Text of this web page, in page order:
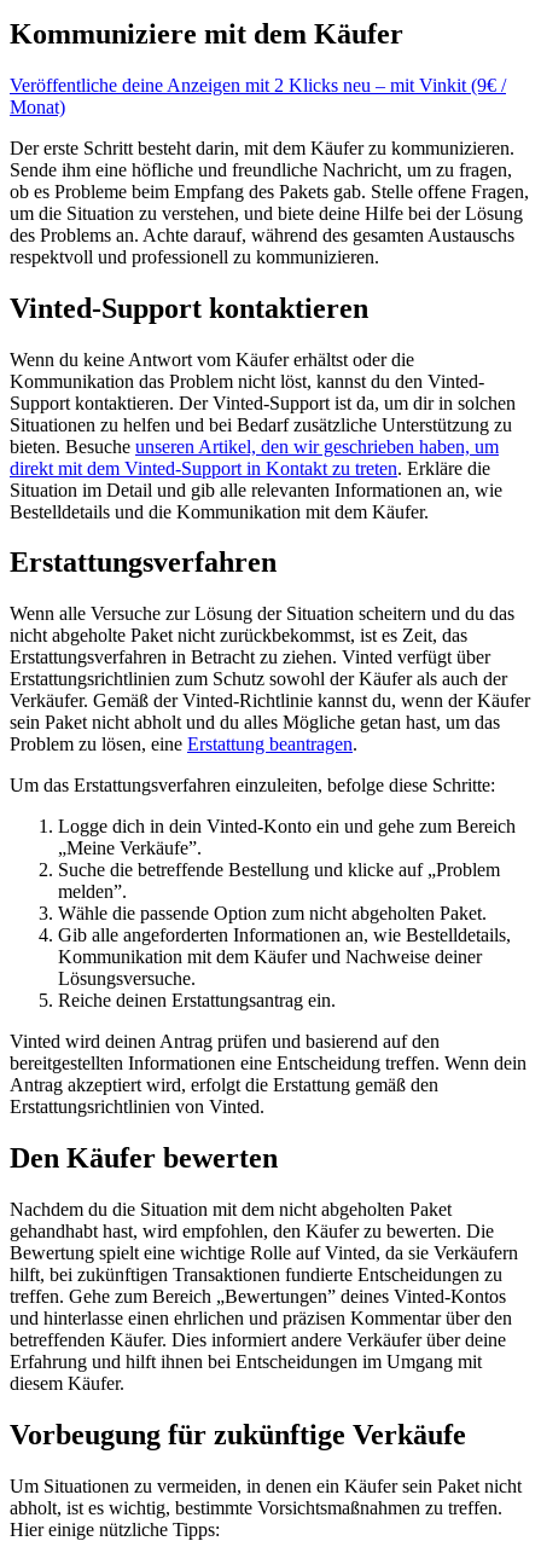
Kommuniziere mit dem Käufer
Veröffentliche deine Anzeigen mit 2 Klicks neu – mit Vinkit (9€ /
Monat)
Der erste Schritt besteht darin, mit dem Käufer zu kommunizieren.
Sende ihm eine höfliche und freundliche Nachricht, um zu fragen,
ob es Probleme beim Empfang des Pakets gab. Stelle offene Fragen,
um die Situation zu verstehen, und biete deine Hilfe bei der Lösung
des Problems an. Achte darauf, während des gesamten Austauschs
respektvoll und professionell zu kommunizieren.
Vinted-Support kontaktieren
Wenn du keine Antwort vom Käufer erhältst oder die
Kommunikation das Problem nicht löst, kannst du den Vinted-
Support kontaktieren. Der Vinted-Support ist da, um dir in solchen
Situationen zu helfen und bei Bedarf zusätzliche Unterstützung zu
bieten. Besuche unseren Artikel, den wir geschrieben haben, um
direkt mit dem Vinted-Support in Kontakt zu treten. Erkläre die
Situation im Detail und gib alle relevanten Informationen an, wie
Bestelldetails und die Kommunikation mit dem Käufer.
Erstattungsverfahren
Wenn alle Versuche zur Lösung der Situation scheitern und du das
nicht abgeholte Paket nicht zurückbekommst, ist es Zeit, das
Erstattungsverfahren in Betracht zu ziehen. Vinted verfügt über
Erstattungsrichtlinien zum Schutz sowohl der Käufer als auch der
Verkäufer. Gemäß der Vinted-Richtlinie kannst du, wenn der Käufer
sein Paket nicht abholt und du alles Mögliche getan hast, um das
Problem zu lösen, eine Erstattung beantragen.
Um das Erstattungsverfahren einzuleiten, befolge diese Schritte:
Logge dich in dein Vinted-Konto ein und gehe zum Bereich
„Meine Verkäufe”.
Suche die betreffende Bestellung und klicke auf „Problem
melden”.
Wähle die passende Option zum nicht abgeholten Paket.
Gib alle angeforderten Informationen an, wie Bestelldetails,
Kommunikation mit dem Käufer und Nachweise deiner
Lösungsversuche.
Reiche deinen Erstattungsantrag ein.
Vinted wird deinen Antrag prüfen und basierend auf den
bereitgestellten Informationen eine Entscheidung treffen. Wenn dein
Antrag akzeptiert wird, erfolgt die Erstattung gemäß den
Erstattungsrichtlinien von Vinted.
Den Käufer bewerten
Nachdem du die Situation mit dem nicht abgeholten Paket
gehandhabt hast, wird empfohlen, den Käufer zu bewerten. Die
Bewertung spielt eine wichtige Rolle auf Vinted, da sie Verkäufern
hilft, bei zukünftigen Transaktionen fundierte Entscheidungen zu
treffen. Gehe zum Bereich „Bewertungen” deines Vinted-Kontos
und hinterlasse einen ehrlichen und präzisen Kommentar über den
betreffenden Käufer. Dies informiert andere Verkäufer über deine
Erfahrung und hilft ihnen bei Entscheidungen im Umgang mit
diesem Käufer.
Vorbeugung für zukünftige Verkäufe
Um Situationen zu vermeiden, in denen ein Käufer sein Paket nicht
abholt, ist es wichtig, bestimmte Vorsichtsmaßnahmen zu treffen.
Hier einige nützliche Tipps: